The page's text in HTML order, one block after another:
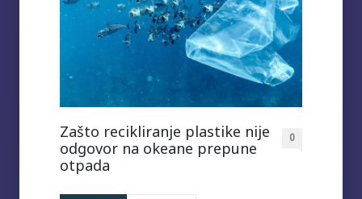
Zašto recikliranje plastike nije
odgovor na okeane prepune
otpada
0